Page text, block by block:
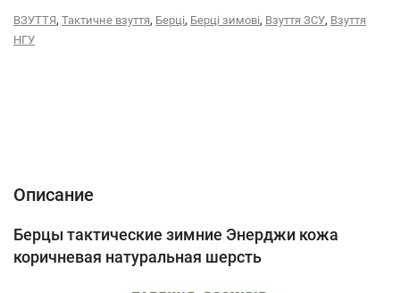
ВЗУТТЯ, Тактичне взуття, Берці, Берці зимові, Взуття ЗСУ, Взуття
НГУ
Описание
Берцы тактические зимние Энерджи кожа
коричневая натуральная шерсть